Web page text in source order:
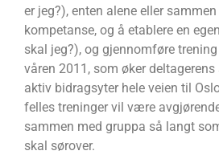
er jeg?), enten alene eller
kompetanse, og å etablere en
skal jeg?), og gjennomføre
våren 2011, som øker
aktiv bidragsyter hele veien til
felles treninger vil være
sammen med gruppa så langt
skal sørover.